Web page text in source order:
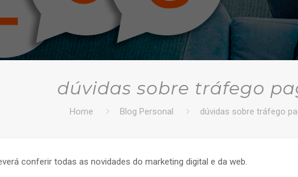
dúvidas sobre tráfego
Home Blog Personal dúvidas sobre tráfego
conferir todas as novidades do marketing digital e da web.